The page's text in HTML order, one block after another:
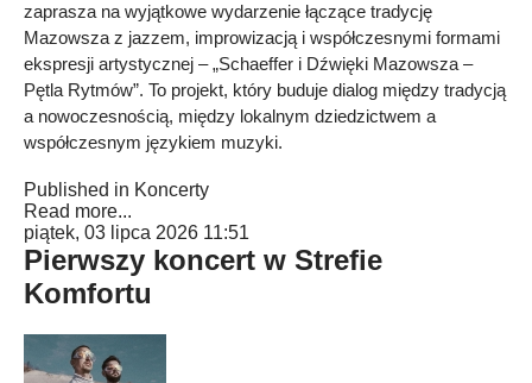
zaprasza na wyjątkowe wydarzenie łączące tradycję
Mazowsza z jazzem, improwizacją i współczesnymi formami
ekspresji artystycznej – „Schaeffer i Dźwięki Mazowsza –
Pętla Rytmów”. To projekt, który buduje dialog między tradycją
a nowoczesnością, między lokalnym dziedzictwem a
współczesnym językiem muzyki.
Published in Koncerty
Read more...
piątek, 03 lipca 2026 11:51
Pierwszy koncert w Strefie
Komfortu